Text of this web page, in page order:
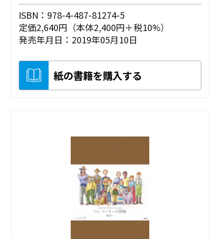
ISBN：978-4-487-81274-5
定価2,640円（本体2,400円＋税10%）
発売年月日：2019年05月10日
紙の書籍を購入する